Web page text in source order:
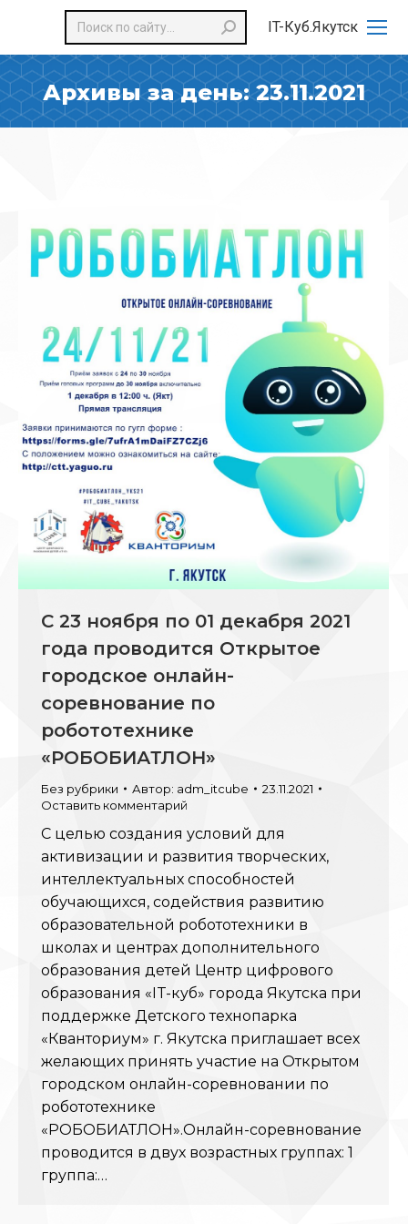
IT-Куб.Якутск
Поиск:
Архивы за день:23.11.2021
С 23 ноября по 01 декабря 2021
года проводится Открытое
городское онлайн-
соревнование по
робототехнике
«РОБОБИАТЛОН»
Без рубрики Автор: adm_itcube
23.11.2021
Оставить комментарий
С целью создания условий для
активизации и развития творческих,
интеллектуальных способностей
обучающихся, содействия развитию
образовательной робототехники в
школах и центрах дополнительного
образования детей Центр цифрового
образования «IT-куб» города Якутска при
поддержке Детского технопарка
«Кванториум» г. Якутска приглашает всех
желающих принять участие на Открытом
городском онлайн-соревновании по
робототехнике
«РОБОБИАТЛОН».Онлайн-соревнование
проводится в двух возрастных группах: 1
группа:…